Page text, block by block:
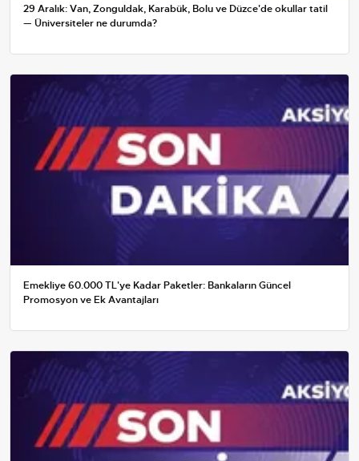
29 Aralık: Van, Zonguldak, Karabük, Bolu ve Düzce'de okullar tatil
— Üniversiteler ne durumda?
Emekliye 60.000 TL'ye Kadar Paketler: Bankaların Güncel
Promosyon ve Ek Avantajları